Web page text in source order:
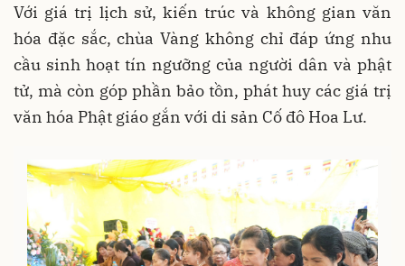
Với giá trị lịch sử, kiến trúc và không gian văn
hóa đặc sắc, chùa Vàng không chỉ đáp ứng nhu
cầu sinh hoạt tín ngưỡng của người dân và phật
tử, mà còn góp phần bảo tồn, phát huy các giá trị
văn hóa Phật giáo gắn với di sản Cố đô Hoa Lư.